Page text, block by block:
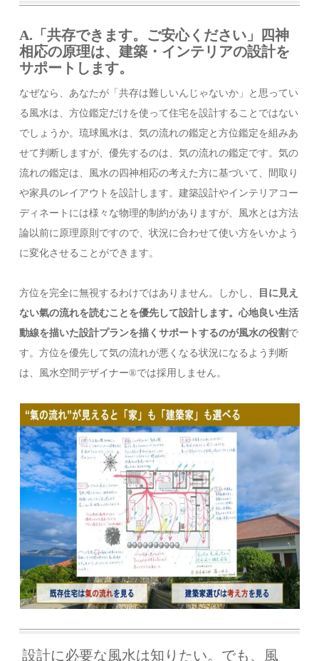
A.「共存できます。ご安心ください」
四神
相応の原理は、建築・インテリアの設計を
サポートします。
なぜなら、あなたが「共存は難しいんじゃないか」と思ってい
る風水は、方位鑑定だけを使って住宅を設計することではない
でしょうか。琉球風水は、気の流れの鑑定と方位鑑定を組みあ
せて判断しますが、優先するのは、気の流れの鑑定です。気の
流れの鑑定は、風水の四神相応の考えた方に基づいて、間取り
や家具のレイアウトを設計します。建築設計やインテリアコー
ディネートには様々な物理的制約がありますが、風水とは方法
論以前に原理原則ですので、状況に合わせて使い方をいかよう
に変化させることができます。
方位を完全に無視するわけではありません。しかし、
目に見え
ない氣の流れを読むことを優先して設計します。心地良い生活
動線を描いた設計プランを描くサポートするのが風水の役割 で
す。方位を優先して気の流れが悪くなる状況になるよう判断
は、風水空間デザイナー®では採用しません。
設計に必要な風水は知りたい。でも、風